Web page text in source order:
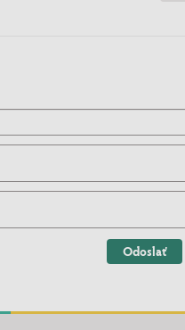
Odoslať